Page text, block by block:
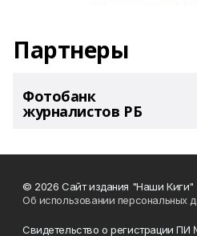
Партнеры
Фотобанк
журналистов РБ
© 2026 Сайт издания "Наши Киги"
Об использовании персональных
Свидетельство о регистрации